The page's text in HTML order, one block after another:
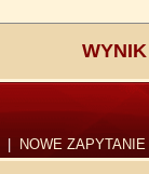
NOWE ZAPYTANIE